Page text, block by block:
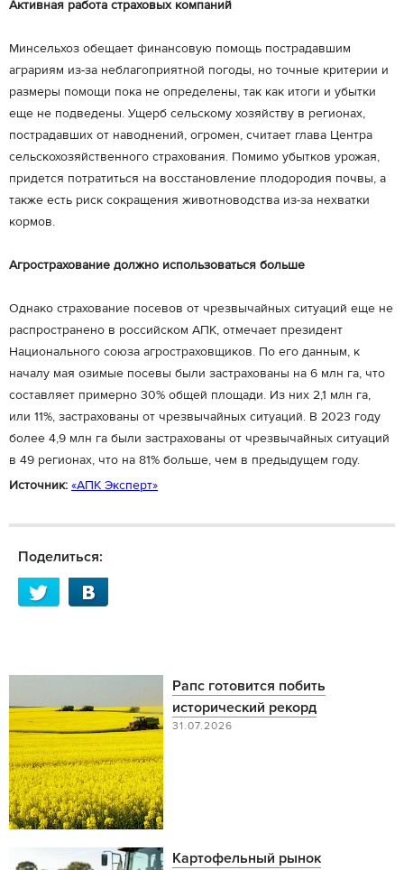
Активная работа страховых компаний
Минсельхоз обещает финансовую помощь пострадавшим
аграриям из-за неблагоприятной погоды, но точные критерии и
размеры помощи пока не определены, так как итоги и убытки
еще не подведены. Ущерб сельскому хозяйству в регионах,
пострадавших от наводнений, огромен, считает глава Центра
сельскохозяйственного страхования. Помимо убытков урожая,
придется потратиться на восстановление плодородия почвы, а
также есть риск сокращения животноводства из-за нехватки
кормов.
Агрострахование должно использоваться больше
Однако страхование посевов от чрезвычайных ситуаций еще не
распространено в российском АПК, отмечает президент
Национального союза агростраховщиков. По его данным, к
началу мая озимые посевы были застрахованы на 6 млн га, что
составляет примерно 30% общей площади. Из них 2,1 млн га,
или 11%, застрахованы от чрезвычайных ситуаций. В 2023 году
более 4,9 млн га были застрахованы от чрезвычайных ситуаций
в 49 регионах, что на 81% больше, чем в предыдущем году.
Источник: «АПК Эксперт»
Поделиться:
Рапс готовится побить
исторический рекорд
31.07.2026
Картофельный рынок